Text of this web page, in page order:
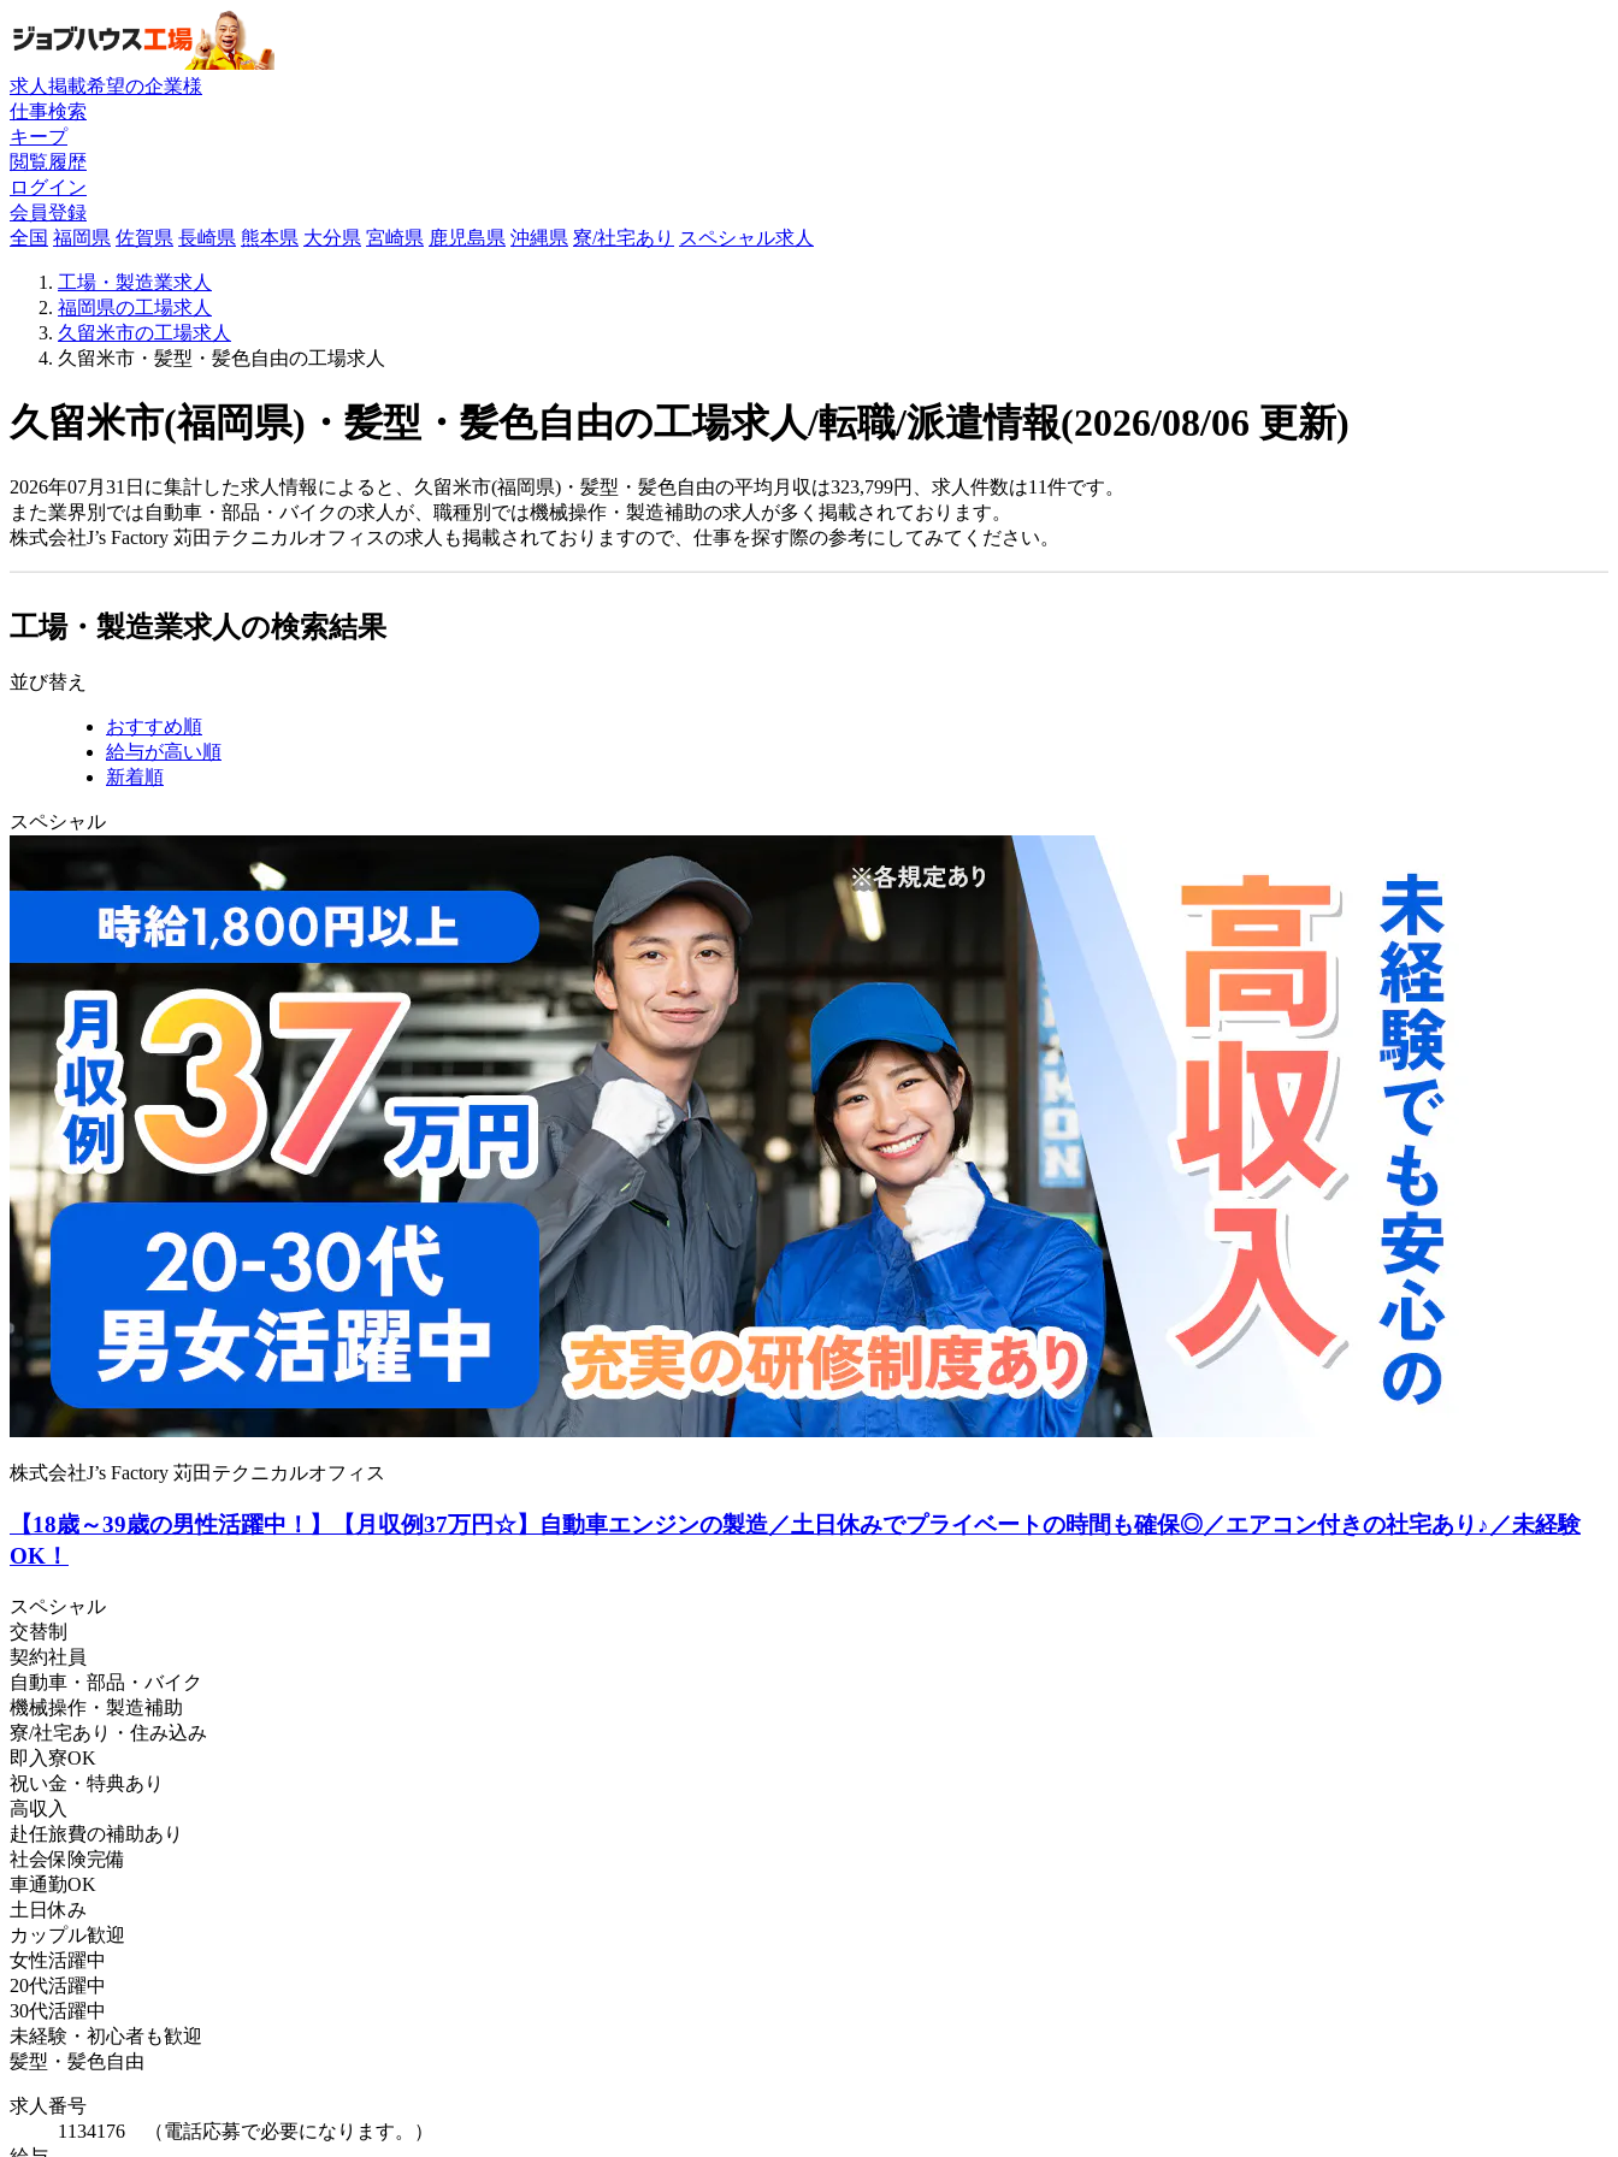
求人掲載希望の企業様
仕事検索
キープ
閲覧履歴
ログイン
会員登録
全国 福岡県 佐賀県 長崎県 熊本県 大分県 宮崎県 鹿児島県 沖縄県 寮/社宅あり スペシャル求人
工場・製造業求人
福岡県の工場求人
久留米市の工場求人
久留米市・髪型・髪色自由の工場求人
久留米市(福岡県)・髪型・髪色自由の工場求人/転職/派遣情報(2026/08/06 更新)
2026年07月31日に集計した求人情報によると、久留米市(福岡県)・髪型・髪色自由の平均月収は323,799円、求人件数は11件です。
また業界別では自動車・部品・バイクの求人が、職種別では機械操作・製造補助の求人が多く掲載されております。
株式会社J’s Factory 苅田テクニカルオフィスの求人も掲載されておりますので、仕事を探す際の参考にしてみてください。
工場・製造業求人の検索結果
並び替え
おすすめ順
給与が高い順
新着順
スペシャル
株式会社J’s Factory 苅田テクニカルオフィス
【18歳～39歳の男性活躍中！】【月収例37万円☆】自動車エンジンの製造／土日休みでプライベートの時間も確保◎／エアコン付きの社宅あり♪／未経験
OK！
スペシャル
交替制
契約社員
自動車・部品・バイク
機械操作・製造補助
寮/社宅あり・住み込み
即入寮OK
祝い金・特典あり
高収入
赴任旅費の補助あり
社会保険完備
車通勤OK
土日休み
カップル歓迎
女性活躍中
20代活躍中
30代活躍中
未経験・初心者も歓迎
髪型・髪色自由
求人番号
1134176 （電話応募で必要になります。）